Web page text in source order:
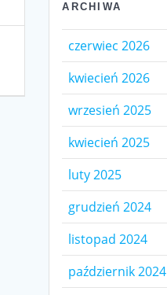
ARCHIWA
czerwiec 2026
kwiecień 2026
wrzesień 2025
kwiecień 2025
luty 2025
grudzień 2024
listopad 2024
październik 2024